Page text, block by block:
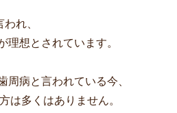
れ、
理想とされています。
周病と言われている今、
は多くはありません。